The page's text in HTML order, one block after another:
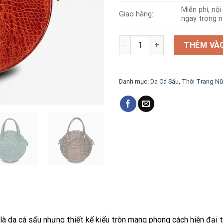
Giao hàng:
Miễn phí,
ngay trong
Túi da cá sấu T180 số lượng
THÊM
Danh mục: Da Cá Sấu Thời Trang Nữ
da cá sấu nhưng thiết kế kiểu tròn mang phong cách hiện đại